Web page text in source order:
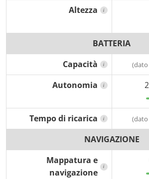
Altezza i
BATTERIA
Capacità
i
Autonomia i
Tempo di ricarica i
NAVIGAZIONE
Mappatura e
navigazione
i